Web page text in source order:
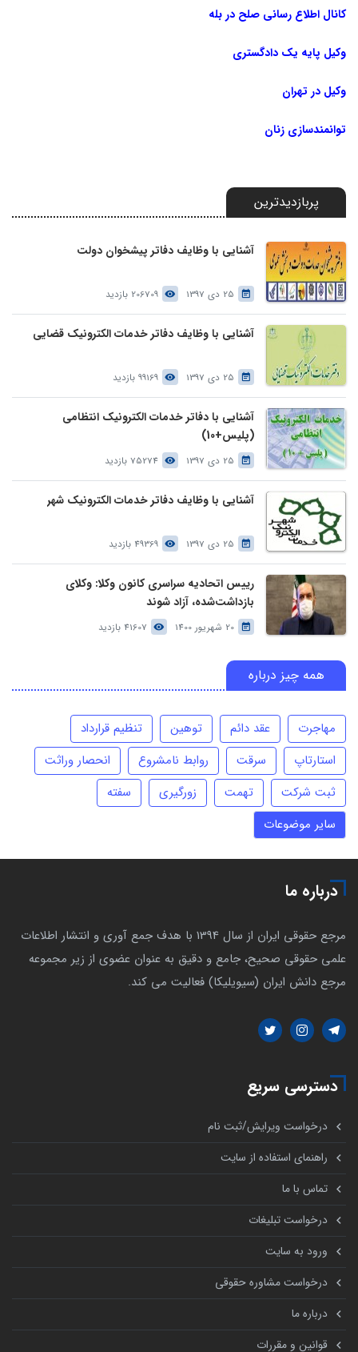
کانال اطلاع رسانی صلح در بله
وکیل پایه یک دادگستری
وکیل در تهران
توانمندسازی زنان
پربازدیدترین
آشنایی با وظایف دفاتر پیشخوان دولت
25 دی 1397 206709 بازدید
آشنایی با وظایف دفاتر خدمات الکترونیک قضایی
25 دی 1397 99169 بازدید
آشنایی با دفاتر خدمات الکترونیک انتظامی
(پلیس+10)
25 دی 1397 75274 بازدید
آشنایی با وظایف دفاتر خدمات الکترونیک شهر
25 دی 1397 49369 بازدید
رییس اتحادیه سراسری کانون وکلا: وکلای
بازداشت‌شده، آزاد شوند
20 شهریور 1400 41607 بازدید
همه چیز درباره
مهاجرت عقد دائم توهین
تنظیم قرارداد
استارتاپ
سرقت روابط نامشروع
انحصار وراثت
ثبت شرکت
تهمت زورگیری
سفته
سایر موضوعات
درباره ما
مرجع حقوقی ایران از سال 1394 با هدف جمع آوری و انتشار اطلاعات
علمی حقوقی صحیح، جامع و دقیق به عنوان عضوی از زیر مجموعه
مرجع دانش ایران (سیویلیکا) فعالیت می کند.
دسترسی سریع
درخواست ویرایش/ثبت نام
راهنمای استفاده از سایت
تماس با ما
درخواست تبلیغات
ورود به سایت
درخواست مشاوره حقوقی
درباره ما
قوانین و مقررات